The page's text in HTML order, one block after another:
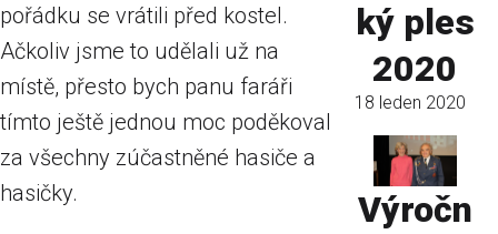
pořádku se vrátili před kostel.
Ačkoliv jsme to udělali už na
místě, přesto bych panu faráři
tímto ještě jednou moc poděkoval
za všechny zúčastněné hasiče a
hasičky.
ký ples
2020
18 leden 2020
Výročn